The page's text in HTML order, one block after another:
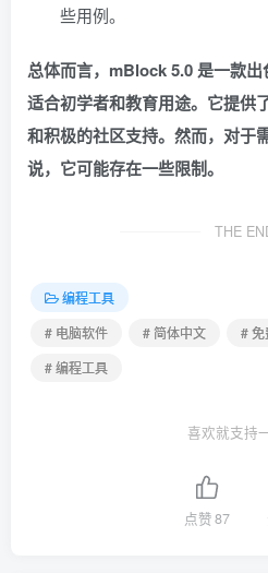
些用例。
总体而言，mBlock 5.0 是一款
适合初学者和教育用途。它提供
和积极的社区支持。然而，对于
说，它可能存在一些限制。
THE
编程工具
# 电脑软件
# 简体中文 # 免
# 编程工具
喜欢就支持
点赞87